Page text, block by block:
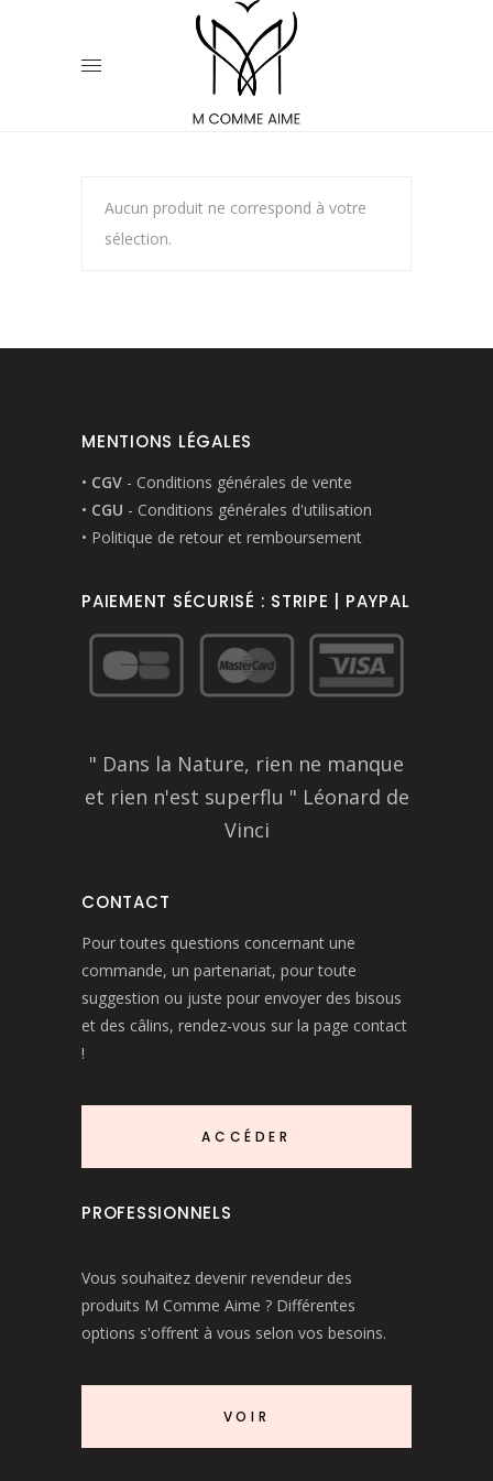
Aucun produit ne correspond à votre
sélection.
MENTIONS LÉGALES
• CGV - Conditions générales de vente
• CGU - Conditions générales d'utilisation
• Politique de retour et remboursement
PAIEMENT SÉCURISÉ : STRIPE | PAYPAL
" Dans la Nature, rien ne manque
et rien n'est superflu " Léonard de
Vinci
CONTACT
Pour toutes questions concernant une
commande, un partenariat, pour toute
suggestion ou juste pour envoyer des bisous
et des câlins, rendez-vous sur la page contact
!
ACCÉDER
PROFESSIONNELS
Vous souhaitez devenir revendeur des
produits M Comme Aime ? Différentes
options s'offrent à vous selon vos besoins.
VOIR